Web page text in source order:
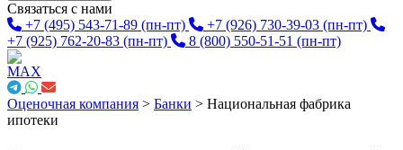
Связаться с нами
+7 (495) 543-71-89 (пн-пт) +7 (926) 730-39-03 (пн-пт)
+7 (925) 762-20-83 (пн-пт) 8 (800) 550-51-51 (пн-пт)
Оценочная компания > Банки > Национальная фабрика
ипотеки